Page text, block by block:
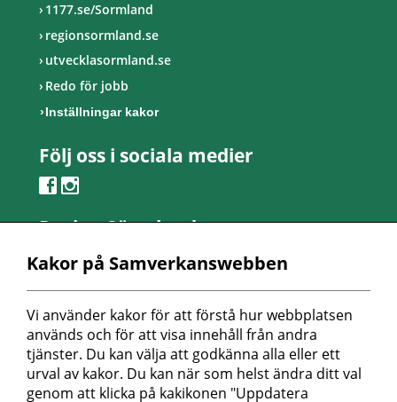
1177.se/Sormland
regionsormland.se
utvecklasormland.se
Redo för jobb
Inställningar kakor
Följ oss i sociala medier
Region Sörmland
Kontaktcenter
Telefon: 0155-24 50 00
Besöksadress:
Länsmansvägen 6
Nyköpings lasarett
Postadress:
Repslagaregatan 19
Kakor på Samverkanswebben
Vi använder kakor för att förstå hur webbplatsen
används och för att visa innehåll från andra
tjänster. Du kan välja att godkänna alla eller ett
urval av kakor. Du kan när som helst ändra ditt val
genom att klicka på kakikonen "Uppdatera